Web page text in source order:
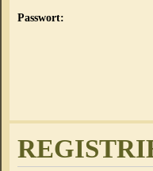
Passwort: